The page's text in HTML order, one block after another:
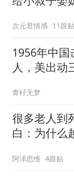
次元君情感 11跟贴
1956年中
人，美出动
青杍无梦
很多老人到
白：为什么
阿泽思维 4跟贴